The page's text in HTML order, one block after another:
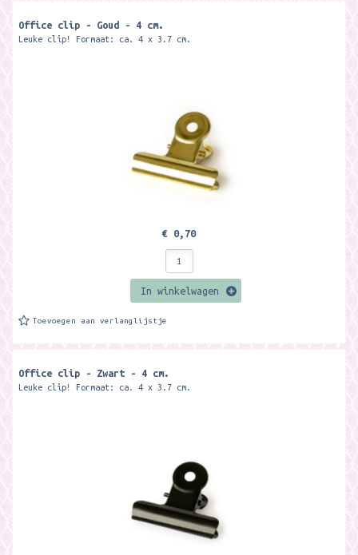
Office clip - Goud - 4 cm.
Leuke clip! Formaat: ca. 4 x 3.7 cm.
€ 0,70
In winkelwagen
Toevoegen aan verlanglijstje
Office clip - Zwart - 4 cm.
Leuke clip! Formaat: ca. 4 x 3.7 cm.